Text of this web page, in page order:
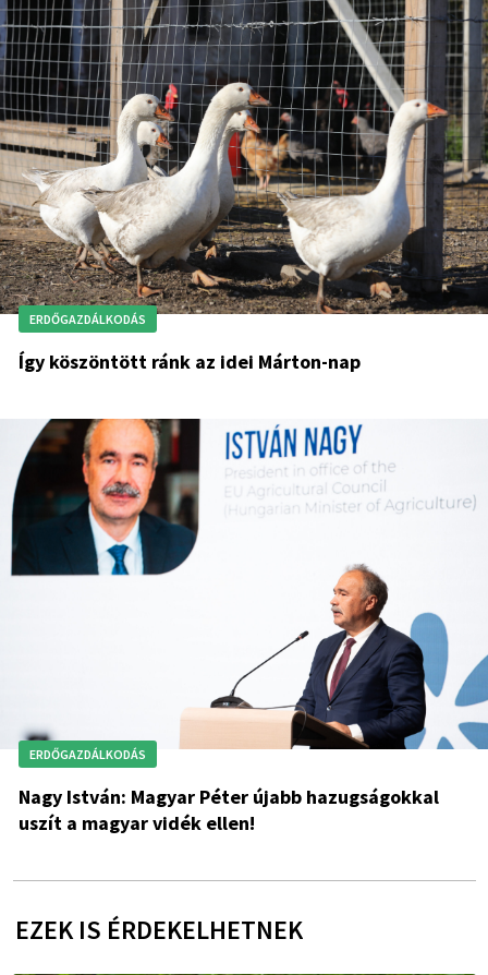
ERDŐGAZDÁLKODÁS
Így köszöntött ránk az idei Márton-nap
ERDŐGAZDÁLKODÁS
Nagy István: Magyar Péter újabb hazugságokkal
uszít a magyar vidék ellen!
EZEK IS ÉRDEKELHETNEK